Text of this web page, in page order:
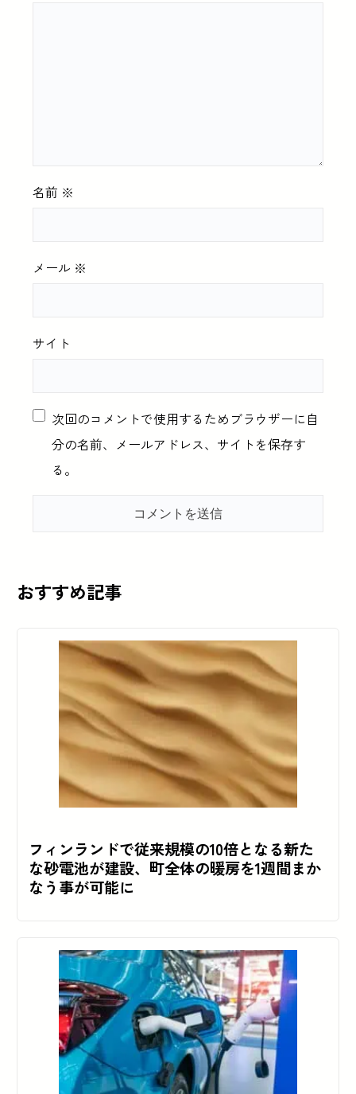
名前 ※
メール ※
サイト
次回のコメントで使用するためブラウザーに自
分の名前、メールアドレス、サイトを保存す
る。
おすすめ記事
フィンランドで従来規模の10倍となる新た
な砂電池が建設、町全体の暖房を1週間まか
なう事が可能に